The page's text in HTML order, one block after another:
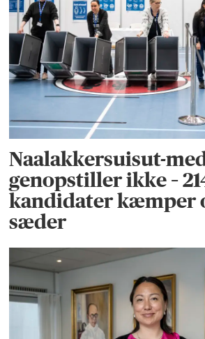
Naalakkersuisut-
genopstiller ikke –
kandidater kæmper
sæder